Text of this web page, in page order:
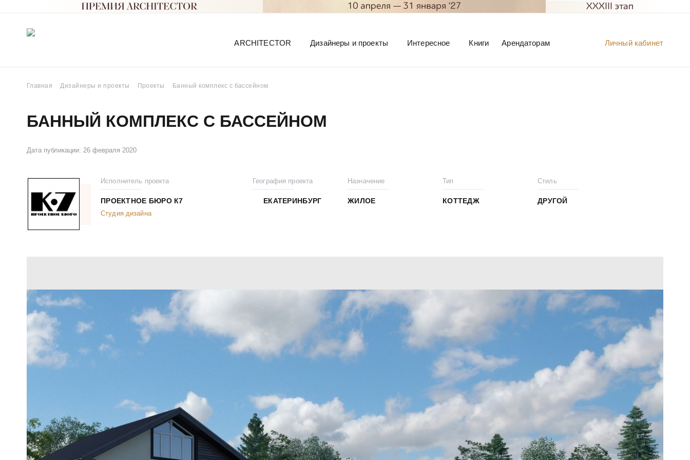
Личный кабинет
ARCHITECTOR Дизайнеры и проекты Интересное Книги Арендаторам
Главная Дизайнеры и проекты Проекты Банный комплекс с бассейном
БАННЫЙ КОМПЛЕКС С БАССЕЙНОМ
Дата публикации: 26 февраля 2020
Исполнитель проекта
ПРОЕКТНОЕ БЮРО К7
Студия дизайна
География проекта
ЕКАТЕРИНБУРГ
Назначение
ЖИЛОЕ
Тип
КОТТЕДЖ
Стиль
ДРУГОЙ